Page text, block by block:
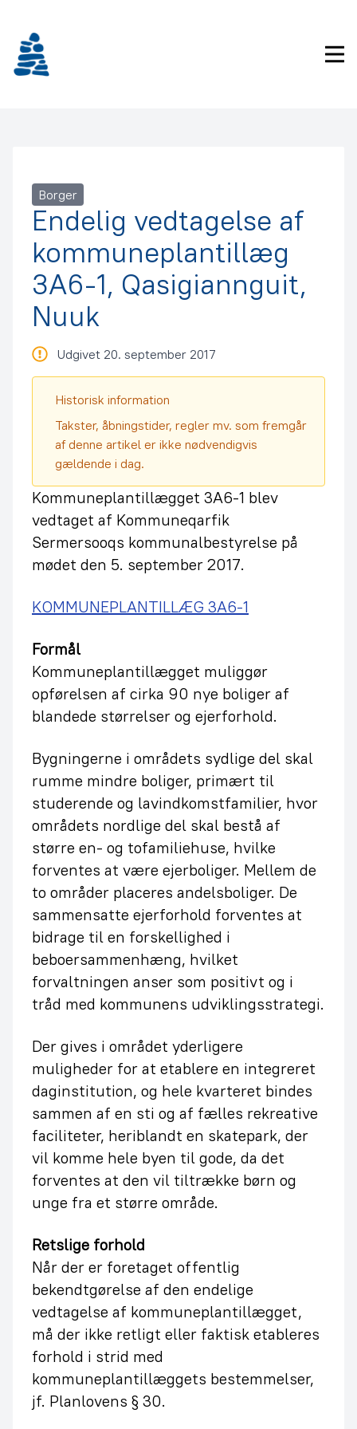
indhold
Borger
Endelig vedtagelse af
kommuneplantillæg
3A6-1, Qasigiannguit,
Nuuk
Udgivet 20. september 2017
Historisk information
Takster, åbningstider, regler mv. som fremgår
af denne artikel er ikke nødvendigvis
gældende i dag.
Kommuneplantillægget 3A6-1 blev
vedtaget af Kommuneqarfik
Sermersooqs kommunalbestyrelse på
mødet den 5. september 2017.
KOMMUNEPLANTILLÆG 3A6-1
Formål
Kommuneplantillægget muliggør
opførelsen af cirka 90 nye boliger af
blandede størrelser og ejerforhold.
Bygningerne i områdets sydlige del skal
rumme mindre boliger, primært til
studerende og lavindkomstfamilier, hvor
områdets nordlige del skal bestå af
større en- og tofamiliehuse, hvilke
forventes at være ejerboliger. Mellem de
to områder placeres andelsboliger. De
sammensatte ejerforhold forventes at
bidrage til en forskellighed i
beboersammenhæng, hvilket
forvaltningen anser som positivt og i
tråd med kommunens udviklingsstrategi.
Der gives i området yderligere
muligheder for at etablere en integreret
daginstitution, og hele kvarteret bindes
sammen af en sti og af fælles rekreative
faciliteter, heriblandt en skatepark, der
vil komme hele byen til gode, da det
forventes at den vil tiltrække børn og
unge fra et større område.
Retslige forhold
Når der er foretaget offentlig
bekendtgørelse af den endelige
vedtagelse af kommuneplantillægget,
må der ikke retligt eller faktisk etableres
forhold i strid med
kommuneplantillæggets bestemmelser,
jf. Planlovens § 30.